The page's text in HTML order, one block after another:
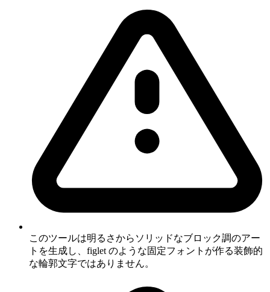
このツールは明るさからソリッドなブロック調のアー
トを生成し、figlet のような固定フォントが作る装飾的
な輪郭文字ではありません。